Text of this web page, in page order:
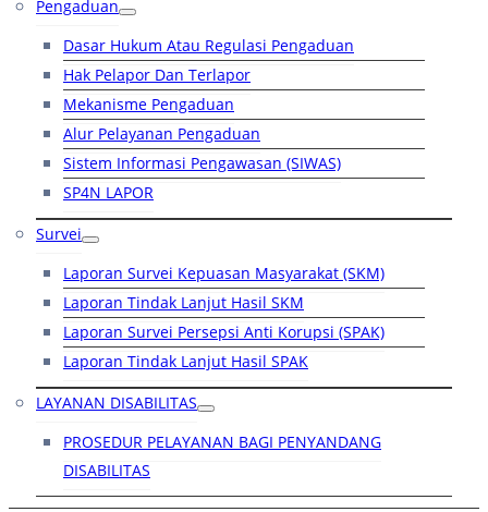
Pengaduan
Dasar Hukum Atau Regulasi Pengaduan
Hak Pelapor Dan Terlapor
Mekanisme Pengaduan
Alur Pelayanan Pengaduan
Sistem Informasi Pengawasan (SIWAS)
SP4N LAPOR
Survei
Laporan Survei Kepuasan Masyarakat (SKM)
Laporan Tindak Lanjut Hasil SKM
Laporan Survei Persepsi Anti Korupsi (SPAK)
Laporan Tindak Lanjut Hasil SPAK
LAYANAN DISABILITAS
PROSEDUR PELAYANAN BAGI PENYANDANG
DISABILITAS